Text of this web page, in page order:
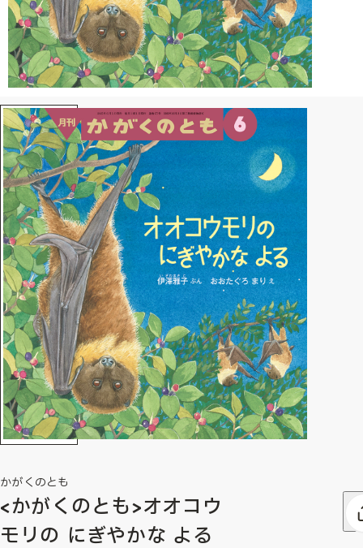
かがくのとも
<かがくのとも>オオコウ
モリの にぎやかな よる